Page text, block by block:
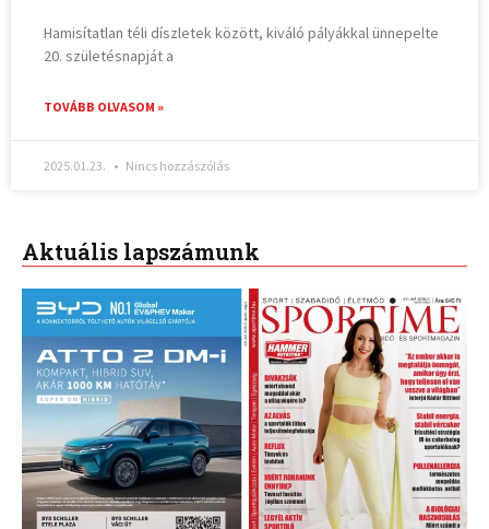
Hamisítatlan téli díszletek között, kiváló pályákkal ünnepelte
20. születésnapját a
TOVÁBB OLVASOM »
2025.01.23. Nincs hozzászólás
Aktuális lapszámunk